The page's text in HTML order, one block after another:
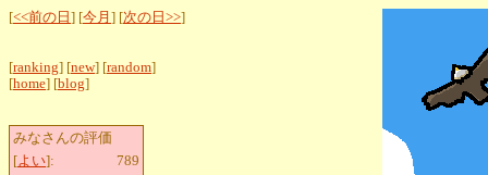
[<<前の日 ] [今月 ] [次の日>>]
[ranking] [new] [random]
[home] [blog]
みなさんの評価
[よい]:
789